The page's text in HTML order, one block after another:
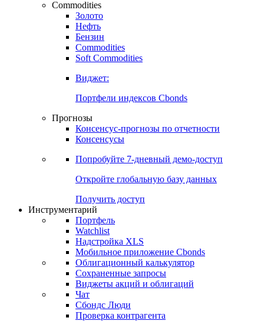
Commodities
Золото
Нефть
Бензин
Commodities
Soft Commodities
Виджет:
Портфели индексов Cbonds
Прогнозы
Консенсус-прогнозы по отчетности
Консенсусы
Попробуйте 7-дневный демо-доступ
Откройте глобальную базу данных
Получить доступ
Инструментарий
Портфель
Watchlist
Надстройка XLS
Мобильное приложение Cbonds
Облигационный калькулятор
Сохраненные запросы
Виджеты акций и облигаций
Чат
Сбондс Люди
Проверка контрагента